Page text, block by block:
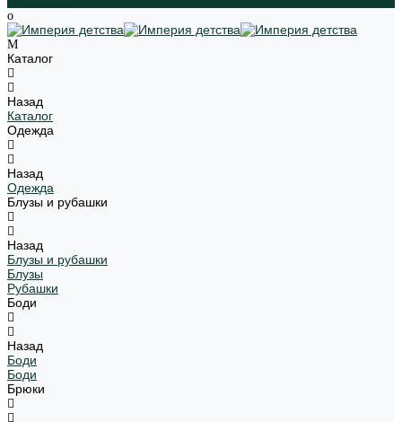
Каталог
Назад
Каталог
Одежда
Назад
Одежда
Блузы и рубашки
Назад
Блузы и рубашки
Блузы
Рубашки
Боди
Назад
Боди
Боди
Брюки